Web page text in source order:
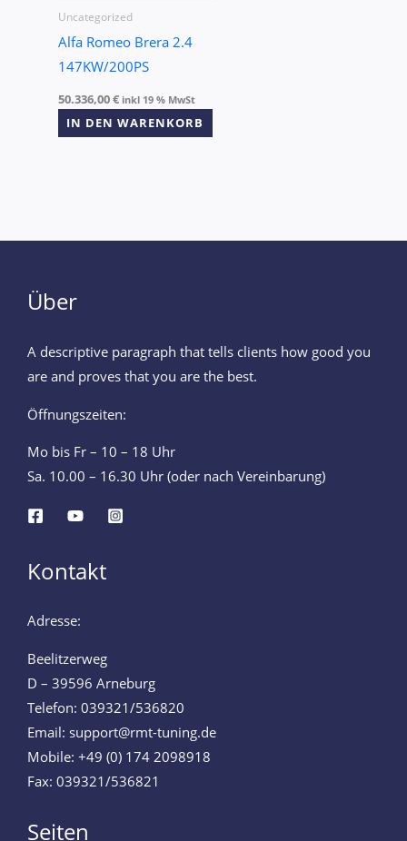
Uncategorized
Alfa Romeo Brera 2.4
147KW/200PS
50.336,00€ inkl 19 % MwSt
IN DEN WARENKORB
Über
A descriptive paragraph that tells clients how good you
are and proves that you are the best.
Öffnungszeiten:
Mo bis Fr – 10 – 18 Uhr
Sa. 10.00 – 16.30 Uhr (oder nach Vereinbarung)
Kontakt
Adresse:
Beelitzerweg
D – 39596 Arneburg
Telefon: 039321/536820
Email: support@rmt-tuning.de
Mobile: +49 (0) 174 2098918
Fax: 039321/536821
Seiten